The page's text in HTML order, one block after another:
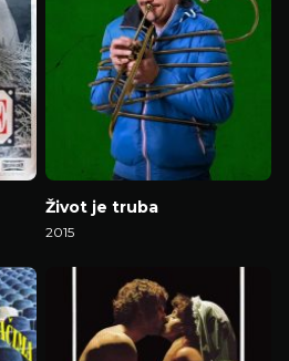
Život je truba
2015